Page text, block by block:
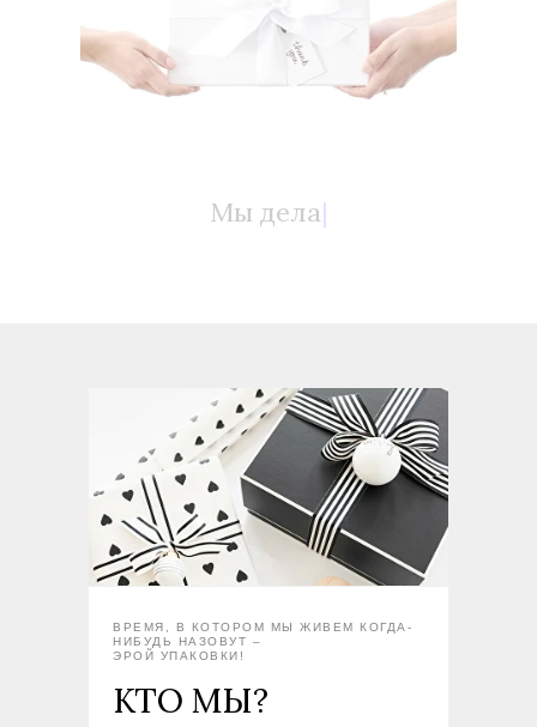
Мы делаем с д
КТО МЫ?
ВРЕМЯ, В КОТОРОМ МЫ ЖИВЕМ КОГДА-
НИБУДЬ НАЗОВУТ –
ЭРОЙ УПАКОВКИ!